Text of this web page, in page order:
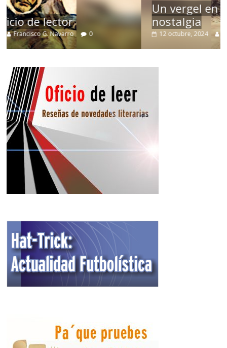
Un vergel en las nieblas de la
nostalgia
12 octubre, 2024 Francisco G. Navarro 0